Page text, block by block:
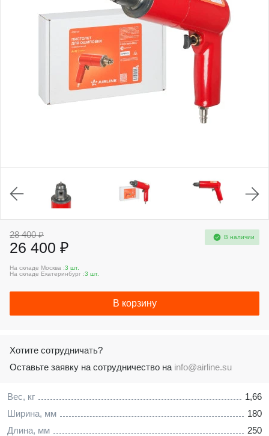
Вес, кг
1,66
Ширина, мм
180
Длина, мм
250
28 400 ₽
26 400 ₽
В наличии
На складе Москва :3 шт.
На складе Екатеринбург :3 шт.
В корзину
Хотите сотрудничать?
Оставьте заявку на сотрудничество на info@airline.su